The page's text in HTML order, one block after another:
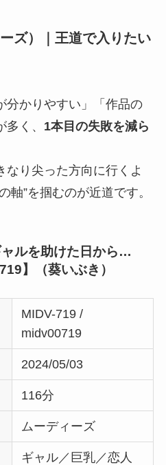
ズ）｜王道で入りたい
分かりやすい」「作品の
く、 1本目の失敗を減ら
なり尖った方向に行くよ
軸”を掴むのが近道です。
ルを助けた日から…
】（葵いぶき）
MIDV-719 /
midv00719
2024/05/03
116分
ムーディーズ
ギャル／巨乳／恋人